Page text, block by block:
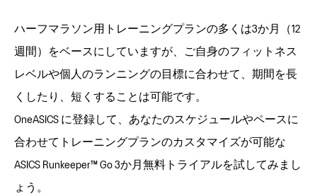
ハーフマラソン用トレーニングプランの多くは3か月（12
週間）をベースにしていますが、ご自身のフィットネス
レベルや個人のランニングの目標に合わせて、期間を長
くしたり、短くすることは可能です。
OneASICS に登録して、あなたのスケジュールやペースに
合わせてトレーニングプランのカスタマイズが可能な
ASICS Runkeeper™ Go 3か月無料トライアルを試してみまし
ょう。